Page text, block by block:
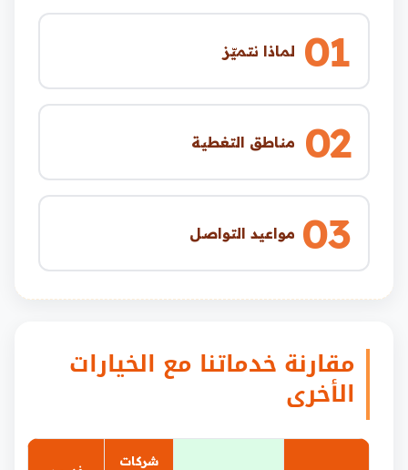
01 لماذا نتميّز
02 مناطق التغطية
03 مواعيد التواصل
مقارنة خدماتنا مع الخيارات
الأخرى
شركات